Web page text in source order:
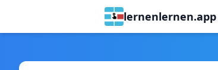
lernenlernen.app